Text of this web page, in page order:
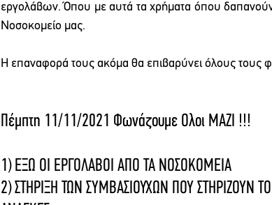
εργολάβων. Όπου με αυτά τα χρήματα όπου
Νοσοκομείο μας.
Η επαναφορά τους ακόμα θα επιβαρύνει όλους τους
Πέμπτη 11/11/2021 Φωνάζουμε Ολοι ΜΑΖΙ !!!
1) ΕΞΩ ΟΙ ΕΡΓΟΛΑΒΟΙ ΑΠΟ ΤΑ ΝΟΣΟΚΟΜΕΙΑ
2) ΣΤΗΡΙΞΗ ΤΩΝ ΣΥΜΒΑΣΙΟΥΧΩΝ ΠΟΥ ΣΤΗΡΙΖΟΥΝ